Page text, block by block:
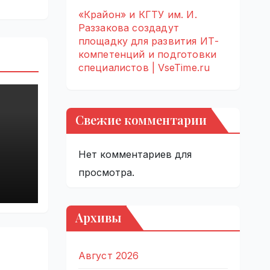
«Крайон» и КГТУ им. И.
Раззакова создадут
площадку для развития ИТ-
компетенций и подготовки
специалистов | VseTime.ru
Свежие комментарии
Нет комментариев для
просмотра.
Архивы
Август 2026